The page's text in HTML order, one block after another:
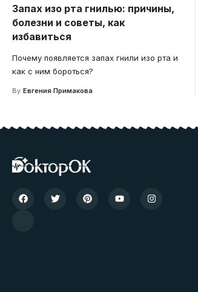
Запах изо рта гнилью: причины,
болезни и советы, как
избавиться
Почему появляется запах гнили изо рта и
как с ним бороться?
By Евгения Примакова